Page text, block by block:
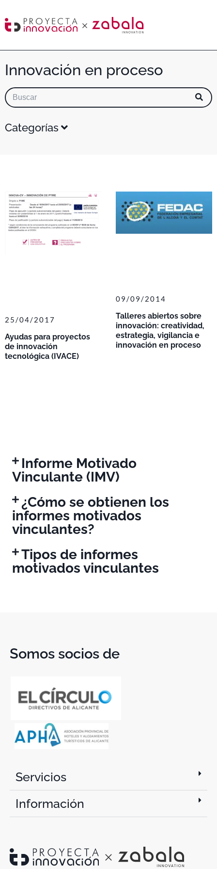
Innovación en proceso
Categorías
Ayudas para proyectos
de innovación
tecnológica (IVACE)
25/04/2017
Talleres abiertos sobre
innovación: creatividad,
estrategia, vigilancia e
innovación en proceso
09/09/2014
Informe Motivado
Vinculante (IMV)
¿Cómo se obtienen los
informes motivados
vinculantes?
Tipos de informes
motivados vinculantes
Somos socios de
Servicios
Información